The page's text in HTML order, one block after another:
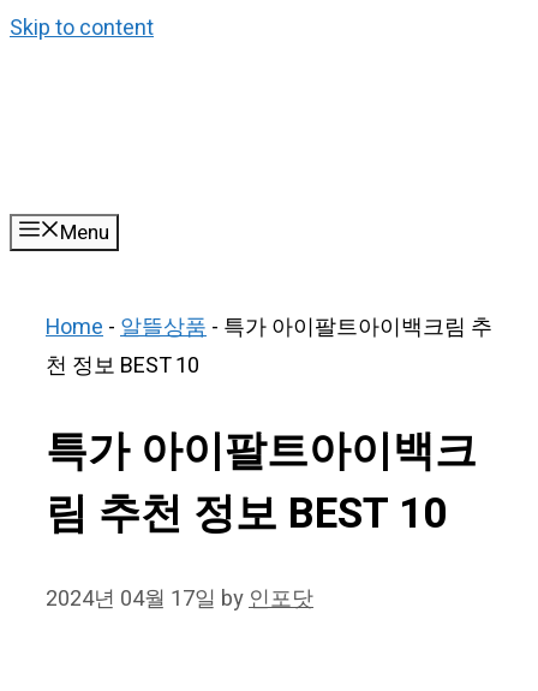
Skip to content
Menu
Home-알뜰상품- 특가 아이팔트아이백크림 추
천 정보 BEST 10
특가 아이팔트아이백크
림 추천 정보 BEST 10
2024년 04월 17일 by인포닷